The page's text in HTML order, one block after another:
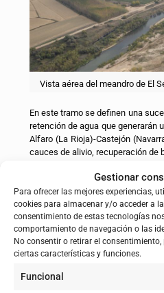
Gestionar
Para ofrecer las mejores experiencias,
cookies para almacenar y/o acceder a
consentimiento de estas tecnologías
comportamiento de navegación o las
No consentir o retirar el
ciertas características y funciones.
Funcional
Vista aérea del meandro de El
En este tramo se definen una
retención de agua que generarán
Alfaro (La Rioja)-Castejón
cauces de alivio, recuperación de
45 hectáreas de espacio fluvial y
el riesgo de inundación en 500
Las obras de adecuación
TRAGSA bajo la dirección de
ambientales por los Gobiernos
caso de La Roza y Navarra, este